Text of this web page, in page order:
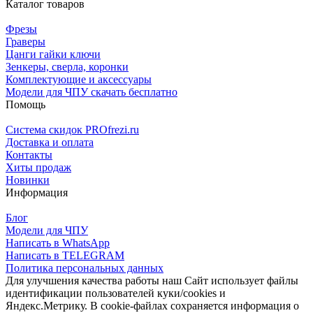
Каталог товаров
Фрезы
Граверы
Цанги гайки ключи
Зенкеры, сверла, коронки
Комплектующие и аксессуары
Модели для ЧПУ скачать бесплатно
Помощь
Система скидок PROfrezi.ru
Доставка и оплата
Контакты
Хиты продаж
Новинки
Информация
Блог
Модели для ЧПУ
Написать в WhatsApp
Написать в TELEGRAM
Политика персональных данных
Для улучшения качества работы наш Сайт использует файлы
идентификации пользователей куки/cookies и
Яндекс.Метрику. В cookie-файлах сохраняется информация о